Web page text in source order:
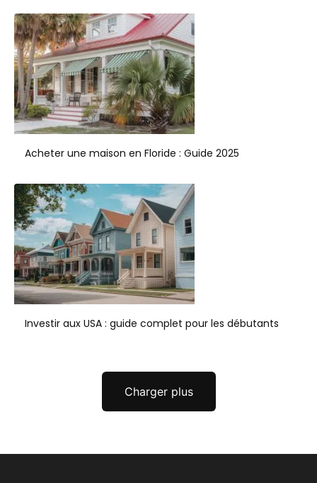
Acheter une maison en Floride : Guide 2025
Investir aux USA : guide complet pour les débutants
Charger plus